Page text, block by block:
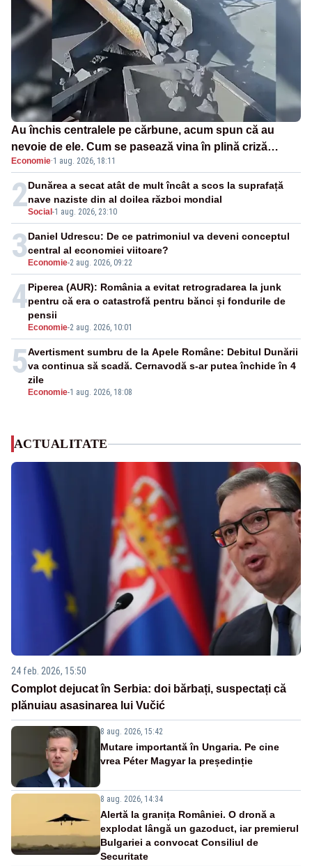
Au închis centralele pe cărbune, acum spun că au
nevoie de ele. Cum se pasează vina în plină criză
energetică
Economie·1 aug. 2026, 18:11
2Social -1 aug. 2026, 23:10
Dunărea a secat atât de mult încât a scos la suprafață
nave naziste din al doilea război mondial
3 Economie-2 aug. 2026, 09:22
Daniel Udrescu: De ce patrimoniul va deveni conceptul
central al economiei viitoare?
4
Economie-2 aug. 2026, 10:01
Piperea (AUR): România a evitat retrogradarea la junk
pentru că era o catastrofă pentru bănci și fondurile de
pensii
5
Economie-1 aug. 2026, 18:08
Avertisment sumbru de la Apele Române: Debitul Dunării
va continua să scadă. Cernavodă s-ar putea închide în 4
zile
ACTUALITATE
24 feb. 2026, 15:50
Complot dejucat în Serbia: doi bărbați, suspectați că
plănuiau asasinarea lui Vučić
8 aug. 2026, 15:42
Mutare importantă în Ungaria. Pe cine
vrea Péter Magyar la președinție
8 aug. 2026, 14:34
Alertă la granița României. O dronă a
explodat lângă un gazoduct, iar premierul
Bulgariei a convocat Consiliul de
Securitate